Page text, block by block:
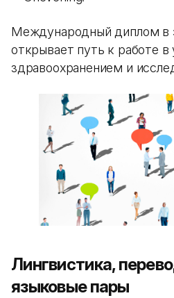
Международный диплом в
открывает путь к работе в
здравоохранением и
Лингвистика,
языковые пары